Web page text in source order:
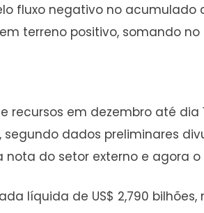
fluxo negativo no
terreno positivo, somando no
recursos em dezembro até dia
dados preliminares
do setor externo e agora
líquida de US$ 2,790